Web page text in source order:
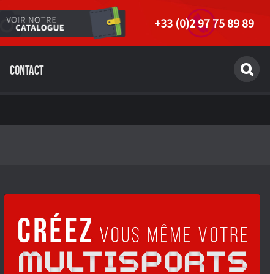
+33 (0)2 97 75 89 89
Contact